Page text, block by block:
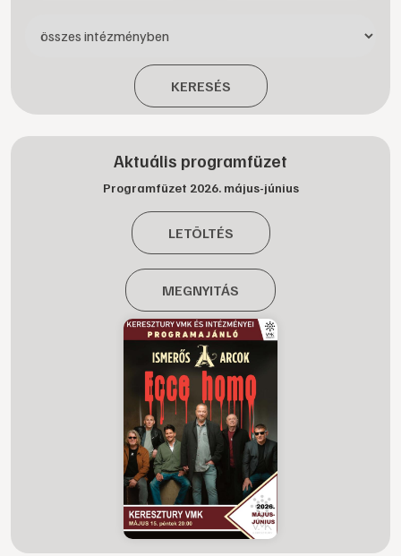
KERESÉS
Aktuális programfüzet
Programfüzet 2026. május-június
LETÖLTÉS
MEGNYITÁS